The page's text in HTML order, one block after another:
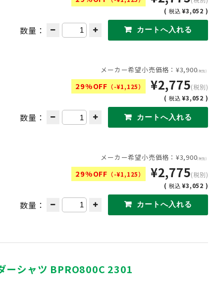
( 税込 ¥3,052 )
数量：
メーカー希望小売価格：¥3,900(税別)
29%OFF （-¥1,125） ¥2,775(税別)
( 税込 ¥3,052 )
数量：
メーカー希望小売価格：¥3,900(税別)
29%OFF （-¥1,125） ¥2,775(税別)
( 税込 ¥3,052 )
数量：
ーシャツ BPRO800C 2301